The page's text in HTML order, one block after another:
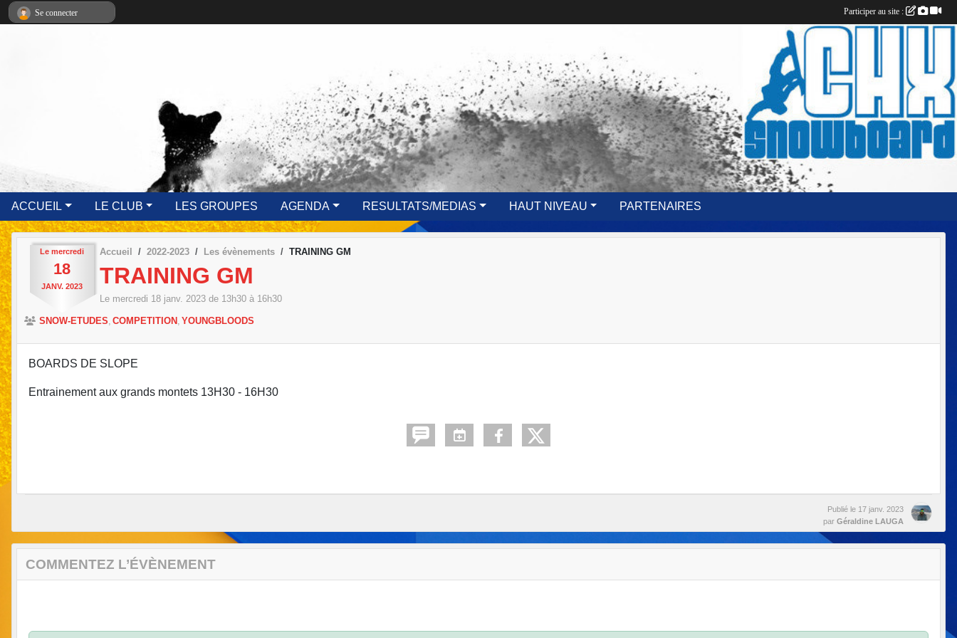
ACCUEIL LE CLUB LES GROUPES AGENDA RESULTATS/MEDIAS HAUT NIVEAU PARTENAIRES
Le mercredi
18
JANV. 2023
Accueil 2022-2023 Les évènements TRAINING GM
TRAINING GM
Le mercredi 18 janv. 2023 de 13h30 à 16h30
SNOW-ETUDES COMPETITION YOUNGBLOODS
BOARDS DE SLOPE
Entrainement aux grands montets 13H30 - 16H30
Publié le 17 janv. 2023
par Géraldine LAUGA
COMMENTEZ L’ÉVÈNEMENT
Se connecter Participer au site :
Panneau de gestion des cookies